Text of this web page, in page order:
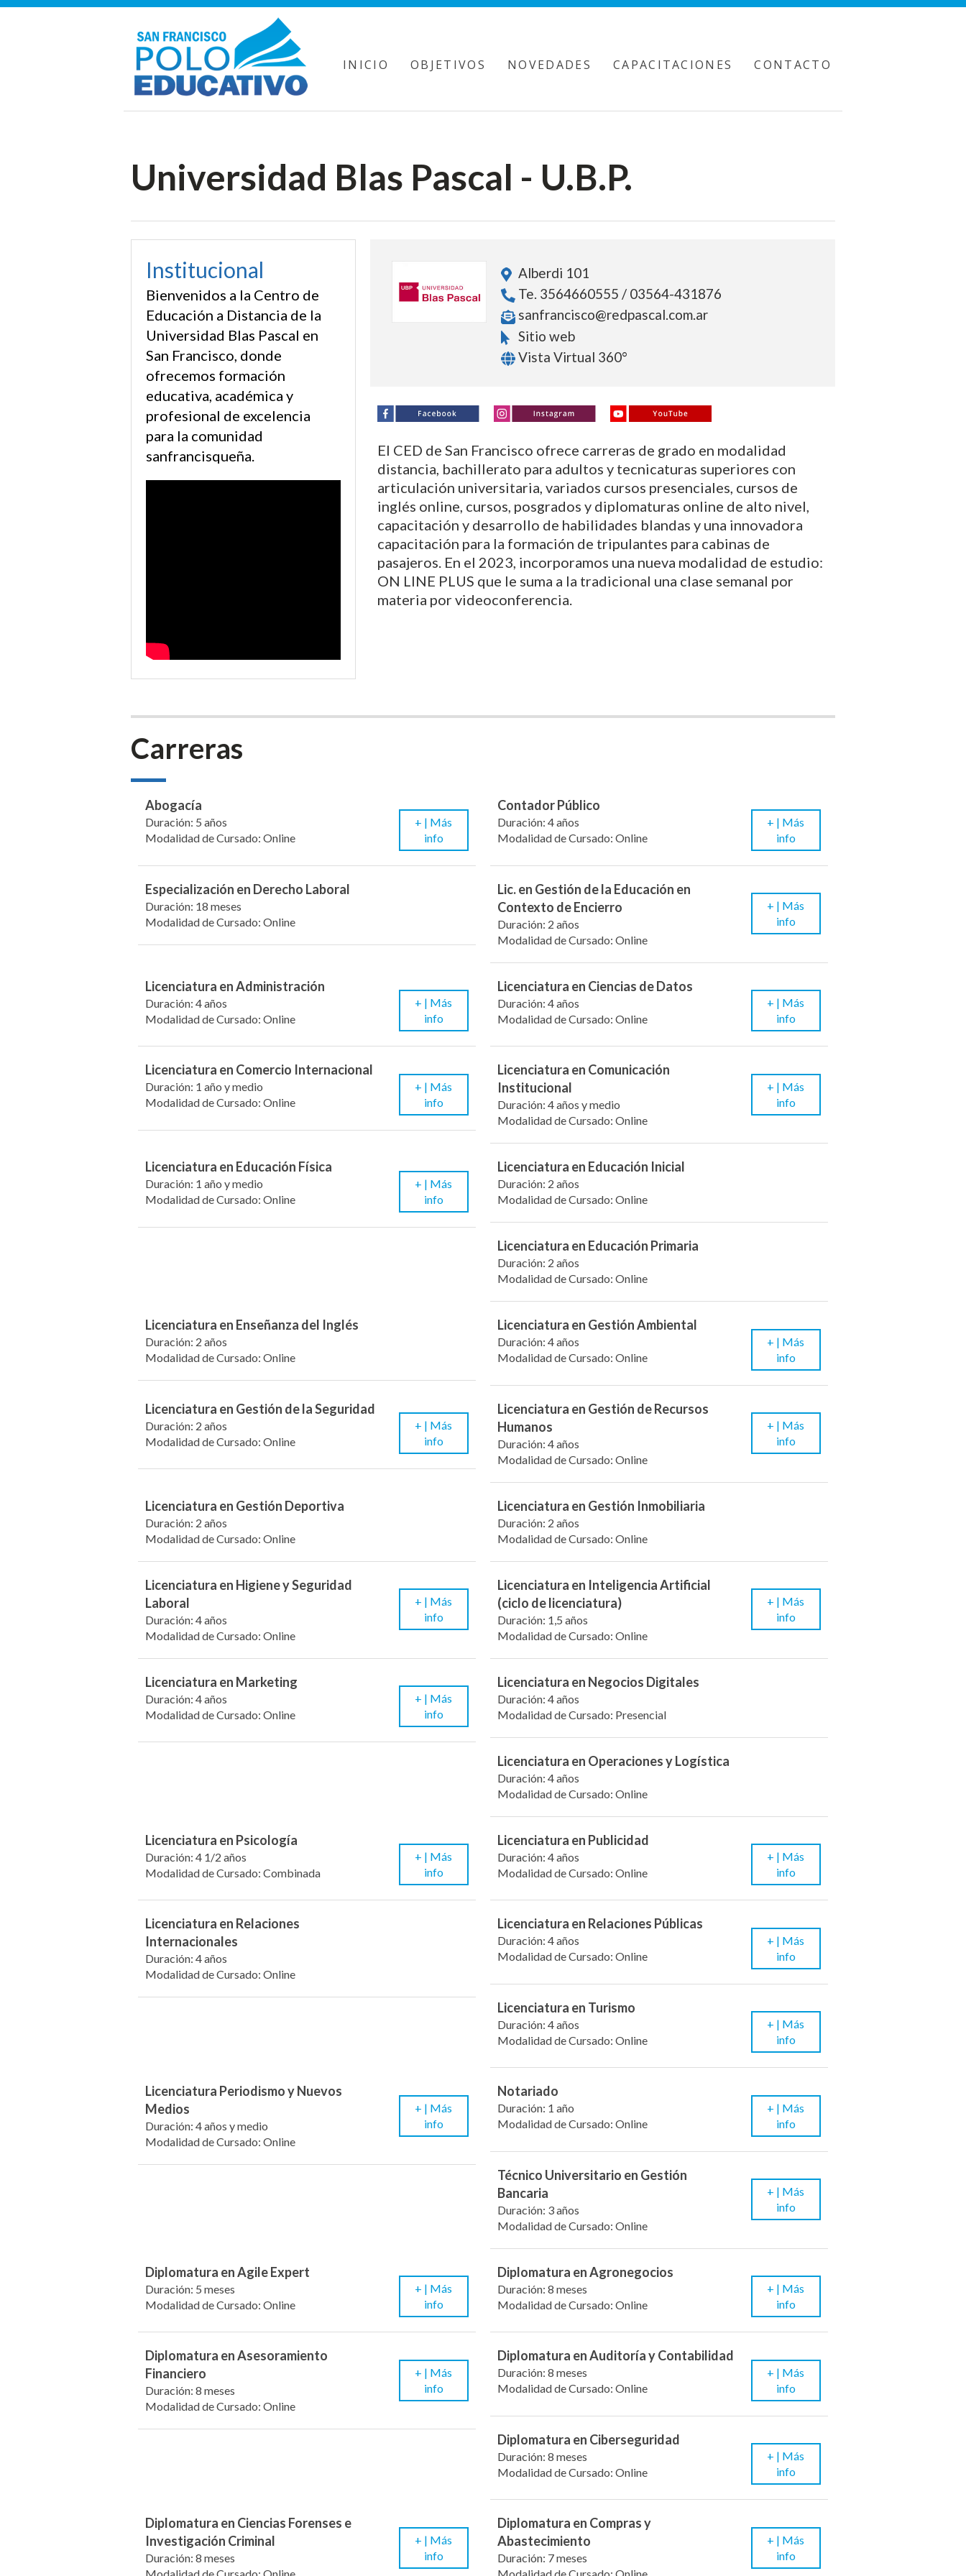
INICIO OBJETIVOS NOVEDADES CAPACITACIONES CONTACTO
Universidad Blas Pascal - U.B.P.
Institucional
Bienvenidos a la Centro de
Educación a Distancia de la
Universidad Blas Pascal en
San Francisco, donde
ofrecemos formación
educativa, académica y
profesional de excelencia
para la comunidad
sanfrancisqueña.
Alberdi 101
Te. 3564660555 / 03564-431876
sanfrancisco@redpascal.com.ar
Sitio web
Vista Virtual 360°
El CED de San Francisco ofrece carreras de grado en modalidad
distancia, bachillerato para adultos y tecnicaturas superiores con
articulación universitaria, variados cursos presenciales, cursos de
inglés online, cursos, posgrados y diplomaturas online de alto nivel,
capacitación y desarrollo de habilidades blandas y una innovadora
capacitación para la formación de tripulantes para cabinas de
pasajeros. En el 2023, incorporamos una nueva modalidad de estudio:
ON LINE PLUS que le suma a la tradicional una clase semanal por
materia por videoconferencia.
Carreras
Abogacía
Duración: 5 años
Modalidad de Cursado: Online
+ | Más
info
Contador Público
Duración: 4 años
Modalidad de Cursado: Online
+ | Más
info
Especialización en Derecho Laboral
Duración: 18 meses
Modalidad de Cursado: Online
Lic. en Gestión de la Educación en
Contexto de Encierro
Duración: 2 años
Modalidad de Cursado: Online
+ | Más
info
Licenciatura en Administración
Duración: 4 años
Modalidad de Cursado: Online
+ | Más
info
Licenciatura en Ciencias de Datos
Duración: 4 años
Modalidad de Cursado: Online
+ | Más
info
Licenciatura en Comercio Internacional
Duración: 1 año y medio
Modalidad de Cursado: Online
+ | Más
info
Licenciatura en Comunicación
Institucional
Duración: 4 años y medio
Modalidad de Cursado: Online
+ | Más
info
Licenciatura en Educación Física
Duración: 1 año y medio
Modalidad de Cursado: Online
+ | Más
info
Licenciatura en Educación Inicial
Duración: 2 años
Modalidad de Cursado: Online
Licenciatura en Educación Primaria
Duración: 2 años
Modalidad de Cursado: Online
Licenciatura en Enseñanza del Inglés
Duración: 2 años
Modalidad de Cursado: Online
Licenciatura en Gestión Ambiental
Duración: 4 años
Modalidad de Cursado: Online
+ | Más
info
Licenciatura en Gestión de la Seguridad
Duración: 2 años
Modalidad de Cursado: Online
+ | Más
info
Licenciatura en Gestión de Recursos
Humanos
Duración: 4 años
Modalidad de Cursado: Online
+ | Más
info
Licenciatura en Gestión Deportiva
Duración: 2 años
Modalidad de Cursado: Online
Licenciatura en Gestión Inmobiliaria
Duración: 2 años
Modalidad de Cursado: Online
Licenciatura en Higiene y Seguridad
Laboral
Duración: 4 años
Modalidad de Cursado: Online
+ | Más
info
Licenciatura en Inteligencia Artificial
(ciclo de licenciatura)
Duración: 1,5 años
Modalidad de Cursado: Online
+ | Más
info
Licenciatura en Marketing
Duración: 4 años
Modalidad de Cursado: Online
+ | Más
info
Licenciatura en Negocios Digitales
Duración: 4 años
Modalidad de Cursado: Presencial
Licenciatura en Operaciones y Logística
Duración: 4 años
Modalidad de Cursado: Online
Licenciatura en Psicología
Duración: 4 1/2 años
Modalidad de Cursado: Combinada
+ | Más
info
Licenciatura en Publicidad
Duración: 4 años
Modalidad de Cursado: Online
+ | Más
info
Licenciatura en Relaciones
Internacionales
Duración: 4 años
Modalidad de Cursado: Online
Licenciatura en Relaciones Públicas
Duración: 4 años
Modalidad de Cursado: Online
+ | Más
info
Licenciatura en Turismo
Duración: 4 años
Modalidad de Cursado: Online
+ | Más
info
Licenciatura Periodismo y Nuevos
Medios
Duración: 4 años y medio
Modalidad de Cursado: Online
+ | Más
info
Notariado
Duración: 1 año
Modalidad de Cursado: Online
+ | Más
info
Técnico Universitario en Gestión
Bancaria
Duración: 3 años
Modalidad de Cursado: Online
+ | Más
info
Diplomatura en Agile Expert
Duración: 5 meses
Modalidad de Cursado: Online
+ | Más
info
Diplomatura en Agronegocios
Duración: 8 meses
Modalidad de Cursado: Online
+ | Más
info
Diplomatura en Asesoramiento
Financiero
Duración: 8 meses
Modalidad de Cursado: Online
+ | Más
info
Diplomatura en Auditoría y Contabilidad
Duración: 8 meses
Modalidad de Cursado: Online
+ | Más
info
Diplomatura en Ciberseguridad
Duración: 8 meses
Modalidad de Cursado: Online
+ | Más
info
Diplomatura en Ciencias Forenses e
Investigación Criminal
Duración: 8 meses
+ | Más
info
Diplomatura en Compras y
Abastecimiento
Duración: 7 meses
+ | Más
info